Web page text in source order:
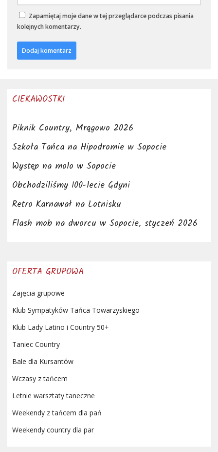
Zapamiętaj moje dane w tej przeglądarce podczas pisania
kolejnych komentarzy.
CIEKAWOSTKI
Piknik Country, Mrągowo 2026
Szkoła Tańca na Hipodromie w Sopocie
Występ na molo w Sopocie
Obchodziliśmy 100-lecie Gdyni
Retro Karnawał na Lotnisku
Flash mob na dworcu w Sopocie, styczeń 2026
OFERTA GRUPOWA
Zajęcia grupowe
Klub Sympatyków Tańca Towarzyskiego
Klub Lady Latino i Country 50+
Taniec Country
Bale dla Kursantów
Wczasy z tańcem
Letnie warsztaty taneczne
Weekendy z tańcem dla pań
Weekendy country dla par